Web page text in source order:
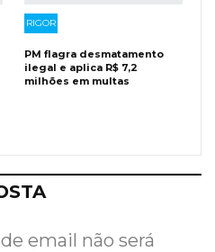
RIGOR
PM flagra desmatamento
ilegal e aplica R$ 7,2
milhões em multas
email não será